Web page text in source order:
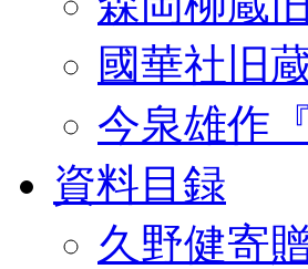
國華社旧
今泉雄作
資料目録
久野健寄